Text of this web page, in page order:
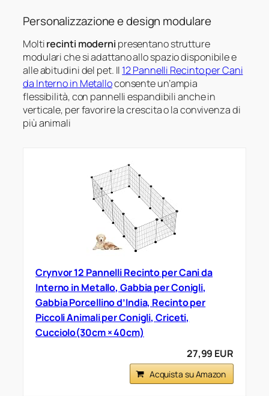
Personalizzazione e design modulare
Moltirecinti moderni presentano strutture
modulari che si adattano allo spazio disponibile e
alle abitudini del pet. Il 12 Pannelli Recinto per Cani
da Interno in Metalloconsente un’ampia
flessibilità, con pannelli espandibili anche in
verticale, per favorire la crescita o la convivenza di
più animali
Crynvor 12 Pannelli Recinto per Cani da
Interno in Metallo, Gabbia per Conigli,
Gabbia Porcellino d’India, Recinto per
Piccoli Animali per Conigli, Criceti,
Cucciolo(30cm × 40cm)
27,99 EUR
Acquista su Amazon